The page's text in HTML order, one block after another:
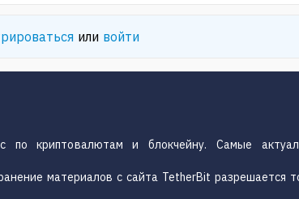
или войти
по криптовалютам и блокчейну. Самые
материалов с сайта TetherBit разрешается